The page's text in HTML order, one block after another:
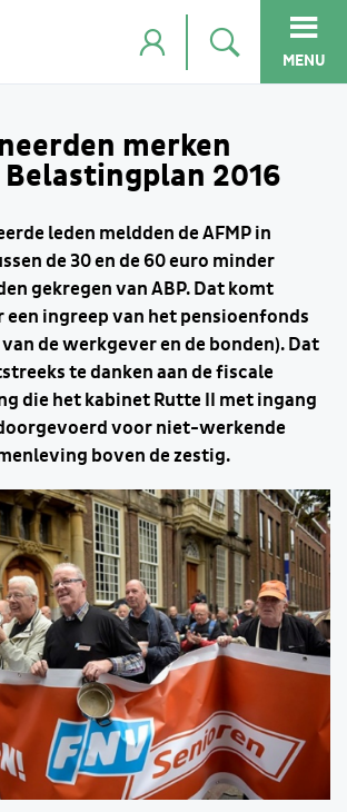
MENU
merken
2016
leden meldden de AFMP in
de 30 en de 60 euro minder
gekregen van ABP. Dat komt
ingreep van het pensioenfonds
de werkgever en de bonden). Dat
te danken aan de fiscale
die het kabinet Rutte II met ingang
voor niet-werkende
boven de zestig.